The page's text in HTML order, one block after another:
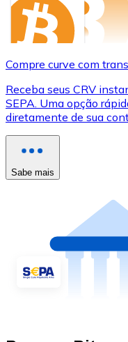
Compre curve com
Receba seus CRV
SEPA. Uma opção
diretamente de sua
Sabe mais